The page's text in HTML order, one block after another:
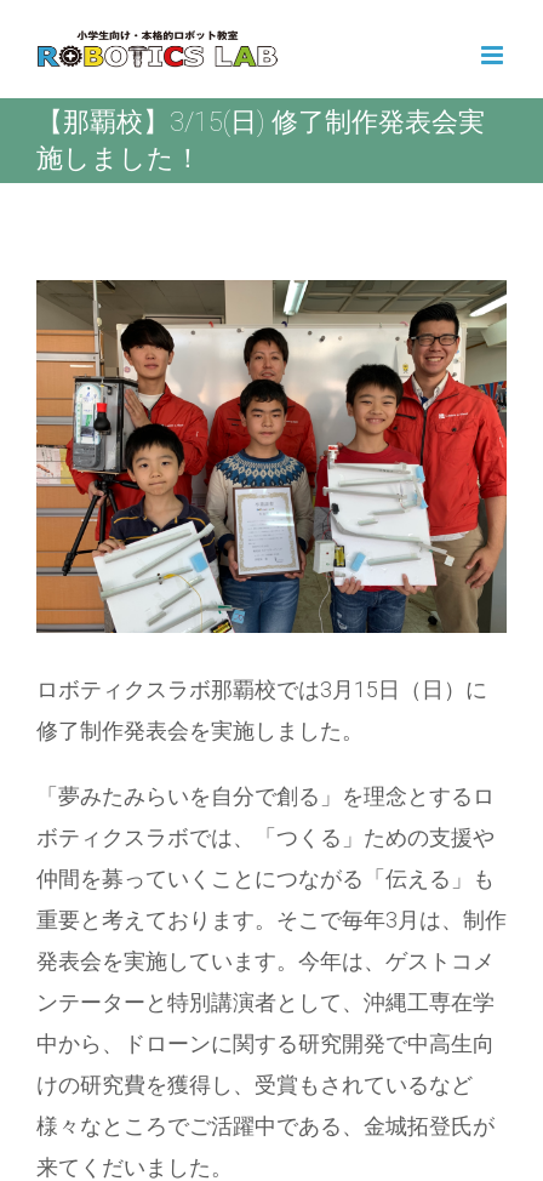
content
【那覇校】3/15(日) 修了制作発表会実
施しました！
View
Larger
Image
ロボティクスラボ那覇校では3月15日（日）に
修了制作発表会を実施しました。
「夢みたみらいを自分で創る」を理念とするロ
ボティクスラボでは、「つくる」ための支援や
仲間を募っていくことにつながる「伝える」も
重要と考えております。そこで毎年3月は、制作
発表会を実施しています。今年は、ゲストコメ
ンテーターと特別講演者として、沖縄工専在学
中から、ドローンに関する研究開発で中高生向
けの研究費を獲得し、受賞もされているなど
様々なところでご活躍中である、金城拓登氏が
来てくだいました。